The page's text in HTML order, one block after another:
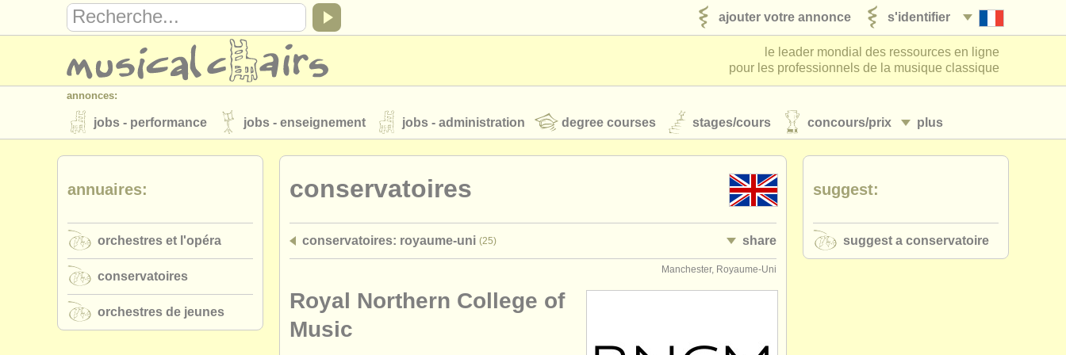
s'identifier
ajouter votre annonce
le leader mondial des ressources en ligne
pour les professionnels de la musique classique
annonces:
plus
jobs - performance jobs - enseignement jobs - administration degree courses stages/cours concours/prix
instruments à vendre instruments volés
annuaires:
musicalchairs:
actualités musique classique
éditeurs:
ajouter votre annonce find out about our
conservatoires
conservatoires: royaume-uni (25) share
Manchester, Royaume-Uni
Royal Northern College of
Music
annuaires:
orchestres et l'opéra
conservatoires
orchestres de jeunes
suggest:
suggest a conservatoire